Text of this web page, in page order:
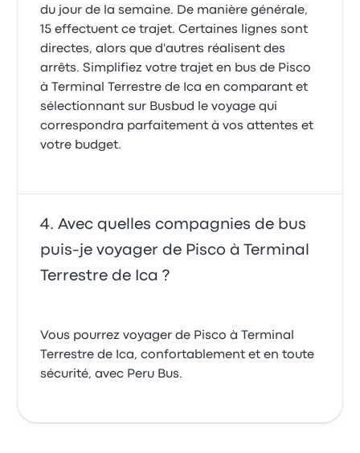
du jour de la semaine. De manière générale,
15 effectuent ce trajet. Certaines lignes sont
directes, alors que d'autres réalisent des
arrêts. Simplifiez votre trajet en bus de Pisco
à Terminal Terrestre de Ica en comparant et
sélectionnant sur Busbud le voyage qui
correspondra parfaitement à vos attentes et
votre budget.
Avec quelles compagnies de bus
puis-je voyager de Pisco à Terminal
Terrestre de Ica ?
Vous pourrez voyager de Pisco à Terminal
Terrestre de Ica, confortablement et en toute
sécurité, avec Peru Bus.